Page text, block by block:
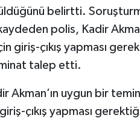
belirtti.
kaydeden polis, Kadir
giriş-çıkış yapması
talep etti.
Akman’ın uygun bir
giriş-çıkış yapması